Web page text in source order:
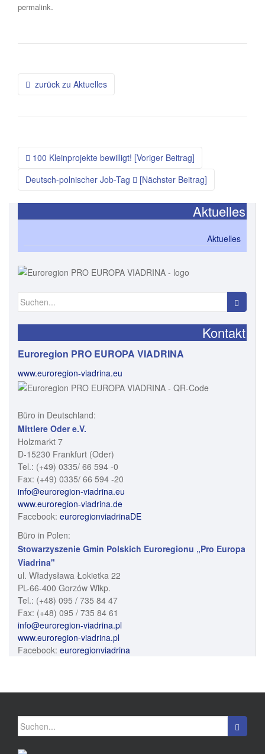
permalink.
zurück zu Aktuelles
100 Kleinprojekte bewilligt! [Voriger Beitrag]
Deutsch-polnischer Job-Tag
[Nächster Beitrag]
Aktuelles
Aktuelles
Kontakt
Euroregion PRO EUROPA VIADRINA
www.euroregion-viadrina.eu
Büro in Deutschland:
Mittlere Oder e.V.
Holzmarkt 7
D-15230 Frankfurt (Oder)
Tel.: (+49) 0335/ 66 594 -0
Fax: (+49) 0335/ 66 594 -20
info@euroregion-viadrina.eu
www.euroregion-viadrina.de
Facebook: euroregionviadrinaDE
Büro in Polen:
Stowarzyszenie Gmin Polskich Euroregionu „Pro Europa
Viadrina"
ul. Władysława Łokietka 22
PL-66-400 Gorzów Wlkp.
Tel.: (+48) 095 / 735 84 47
Fax: (+48) 095 / 735 84 61
info@euroregion-viadrina.pl
www.euroregion-viadrina.pl
Facebook: euroregionviadrina